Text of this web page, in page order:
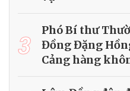
3
Phó Bí thư
Đồng Đặng
Cảng hàng